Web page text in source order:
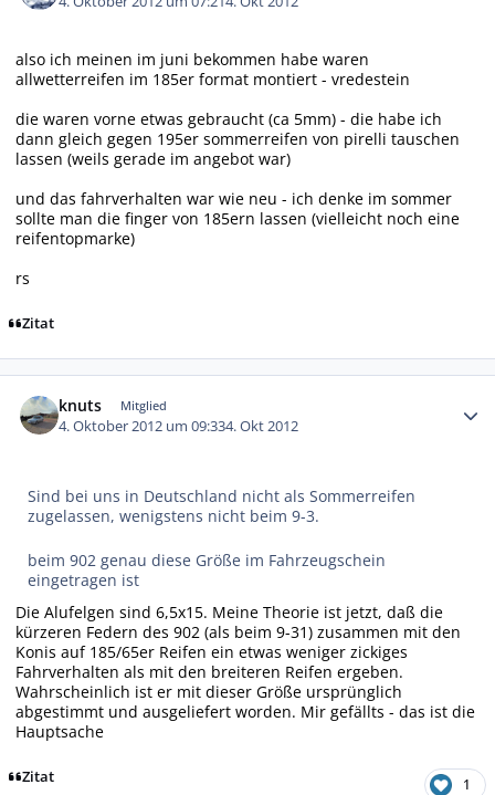
also ich meinen im juni bekommen habe waren
allwetterreifen im 185er format montiert - vredestein
die waren vorne etwas gebraucht (ca 5mm) - die habe ich
dann gleich gegen 195er sommerreifen von pirelli tauschen
lassen (weils gerade im angebot war)
und das fahrverhalten war wie neu - ich denke im sommer
sollte man die finger von 185ern lassen (vielleicht noch eine
reifentopmarke)
rs
Zitat
knuts Mitglied
4. Oktober 2012 um 09:334. Okt 2012
Sind bei uns in Deutschland nicht als Sommerreifen
zugelassen, wenigstens nicht beim 9-3.
beim 902 genau diese Größe im Fahrzeugschein
eingetragen ist
Die Alufelgen sind 6,5x15. Meine Theorie ist jetzt, daß die
kürzeren Federn des 902 (als beim 9-31) zusammen mit den
Konis auf 185/65er Reifen ein etwas weniger zickiges
Fahrverhalten als mit den breiteren Reifen ergeben.
Wahrscheinlich ist er mit dieser Größe ursprünglich
abgestimmt und ausgeliefert worden. Mir gefällts - das ist die
Hauptsache
Zitat 1